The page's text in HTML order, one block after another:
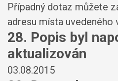
Případný dotaz můžete
adresu místa uvedeného
28. Popis byl
aktualizován
03.08.2015